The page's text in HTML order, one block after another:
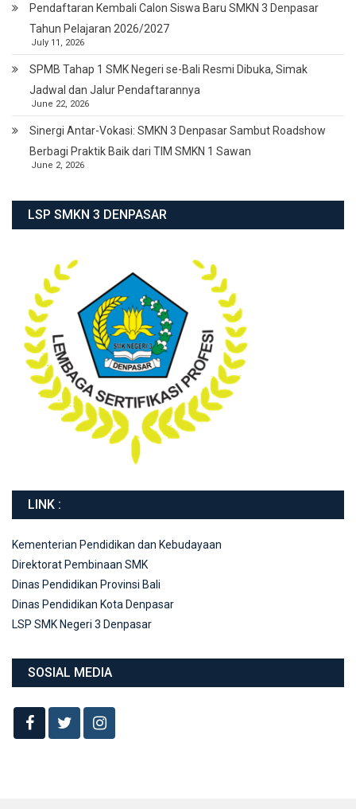
Pendaftaran Kembali Calon Siswa Baru SMKN 3 Denpasar
Tahun Pelajaran 2026/2027
July 11, 2026
SPMB Tahap 1 SMK Negeri se-Bali Resmi Dibuka, Simak
Jadwal dan Jalur Pendaftarannya
June 22, 2026
Sinergi Antar-Vokasi: SMKN 3 Denpasar Sambut Roadshow
Berbagi Praktik Baik dari TIM SMKN 1 Sawan
June 2, 2026
LSP SMKN 3 DENPASAR
LINK :
Kementerian Pendidikan dan Kebudayaan
Direktorat Pembinaan SMK
Dinas Pendidikan Provinsi Bali
Dinas Pendidikan Kota Denpasar
LSP SMK Negeri 3 Denpasar
SOSIAL MEDIA